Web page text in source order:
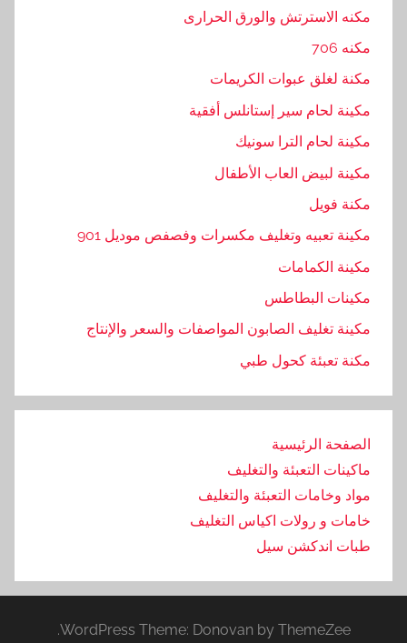
مكنه الاسترتش والورق الحرارى
مكنه 706
مكنة لغلق عبوات الكريمات
مكينة لحام سير إستانلس أفقية
مكينة لحام الترا سونيك
مكينة لبيض العاب الأطفال
مكنة فويل
مكينة تعبيه وتغليف مكسرات وفصفص موديل 901
مكينة الكمامات
مكينات البطاطس
مكينة تغليف الصابون المواصفات والسعر والإنتاج
مكنة تعبئة كحول طبي
الصفحة الرئيسية
ماكينات التعبئة والتغليف
مواد وخامات التعبئة والتغليف
خامات و رولات اكياس التغليف
طبات اندكشن سيل
WordPress Theme: Donovan by ThemeZee.